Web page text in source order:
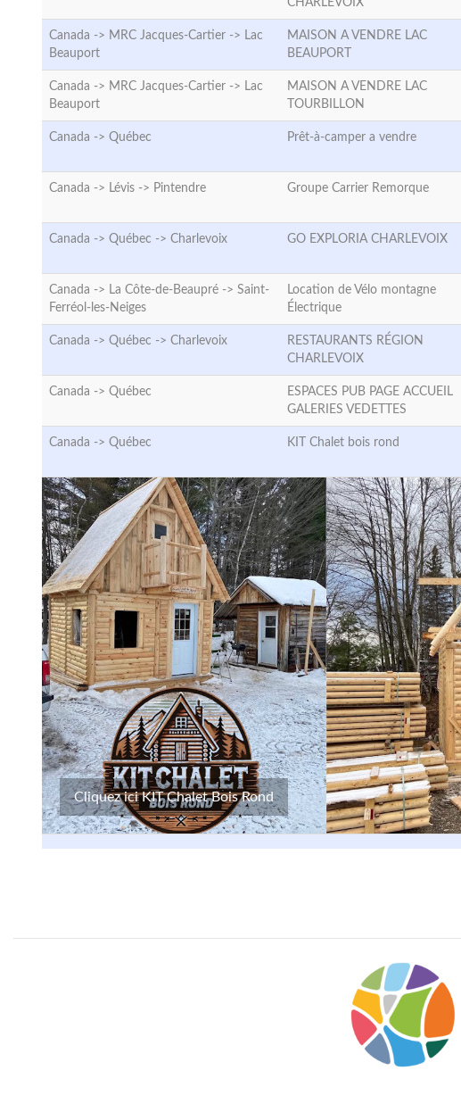
CHARLEVOIX
Canada -> MRC Jacques-Cartier -> Lac
Beauport
MAISON A VENDRE LAC
BEAUPORT
Canada -> MRC Jacques-Cartier -> Lac
Beauport
MAISON A VENDRE LAC
TOURBILLON
Canada -> Québec Prêt-à-camper a vendre
Canada -> Lévis -> Pintendre Groupe Carrier Remorque
Canada -> Québec -> Charlevoix GO EXPLORIA CHARLEVOIX
Canada -> La Côte-de-Beaupré -> Saint-
Ferréol-les-Neiges
Location de Vélo montagne
Électrique
Canada -> Québec -> Charlevoix
RESTAURANTS RÉGION
CHARLEVOIX
Canada -> Québec
ESPACES PUB PAGE ACCUEIL
GALERIES VEDETTES
Canada -> Québec KIT Chalet bois rond
Cliquez ici KIT Chalet Bois Rond